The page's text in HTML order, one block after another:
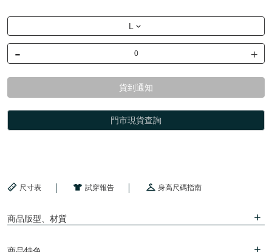
L
- +
貨到通知
門市現貨查詢
尺寸表 試穿報告 身高尺碼指南
商品版型、材質